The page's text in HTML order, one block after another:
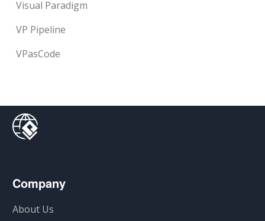
Visual Paradigm
VP Pipeline
VPasCode
Company
About Us